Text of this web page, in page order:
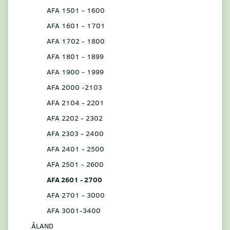
AFA 1501 - 1600
AFA 1601 - 1701
AFA 1702 - 1800
AFA 1801 - 1899
AFA 1900 - 1999
AFA 2000 -2103
AFA 2104 - 2201
AFA 2202 - 2302
AFA 2303 - 2400
AFA 2401 - 2500
AFA 2501 - 2600
AFA 2601 - 2700
AFA 2701 - 3000
AFA 3001-3400
ÅLAND